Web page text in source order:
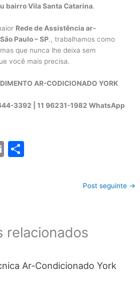
bairro Vila Santa Catarina.
Rede de Assistência ar-
Paulo – SP., trabalhamos como
que nunca lhe deixa sem
você mais precisa.
AR-CODICIONADO YORK
3392 | 11 96231-1982 WhatsApp
E
Post seguinte →
relacionados
Ar-Condicionado York